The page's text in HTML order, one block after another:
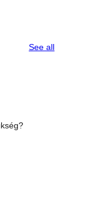
See allreviews